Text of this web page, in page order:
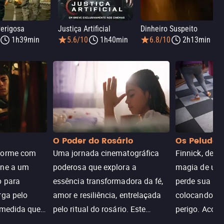
1h39min
Justiça Artificial
5.6/10
1h40min
Dinheiro Suspeito
6.8/10
2h13min
com
a um
para
pelo
que
O Poder do Rosário
Uma jornada cinematográfica
poderosa que explora a
essência transformadora da fé,
amor e resiliência, entrelaçada
pelo ritual do rosário. Este
Os Peludos
Finnick,
magia de
perde sua
colocando
perigo.